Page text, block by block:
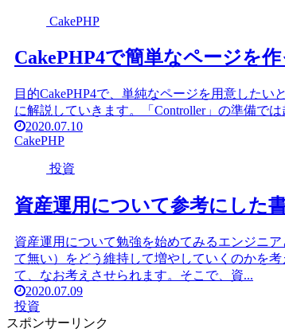
CakePHP
CakePHP4で簡単なページを
目的CakePHP4で、単純なページを用意した
に解説していきます。「Controller」の準備で
2020.07.10
CakePHP
投資
資産運用について参考にした
資産運用について勉強を始めてみるエンジニ
て無い）をどう維持して増やしていくのかを
て、なお考えさせられます。そこで、資...
2020.07.09
投資
スポンサーリンク